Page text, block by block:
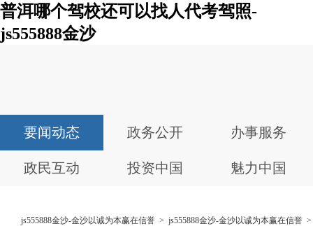
普洱哪个驾校还可以找人代考驾照-
js555888金沙
要闻动态 政务公开 办事服务
政民互动 投资中国 魅力中国
js555888金沙-金沙以诚为本赢在信誉 > js555888金沙-金沙以诚为本赢在信誉